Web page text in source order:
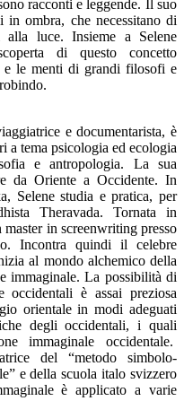
racconti e leggende. Il suo
ombra, che necessitano di
alla luce. Insieme a Selene
di questo concetto
e le menti di grandi filosofi e
e documentarista, è
a tema psicologia ed ecologia
e antropologia. La sua
da Oriente a Occidente. In
Selene studia e pratica, per
Theravada. Tornata in
in screenwriting presso
Incontra quindi il celebre
al mondo alchemico della
immaginale. La possibilità di
occidentali è assai preziosa
orientale in modi adeguati
degli occidentali, i quali
immaginale occidentale.
del “metodo simbolo-
e della scuola italo svizzero
è applicato a varie